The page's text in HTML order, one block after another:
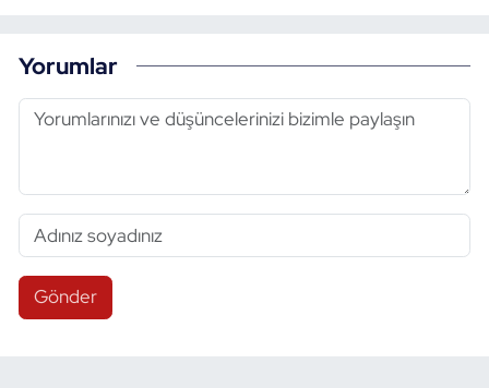
Yorumlar
Gönder